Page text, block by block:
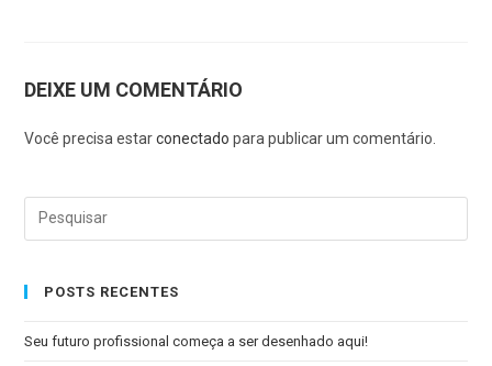
DEIXE UM COMENTÁRIO
Você precisa estarconectado para publicar um comentário.
POSTS RECENTES
Seu futuro profissional começa a ser desenhado aqui!